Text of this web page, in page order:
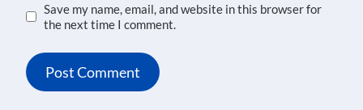
Save my name, email, and website in this browser for
the next time I comment.